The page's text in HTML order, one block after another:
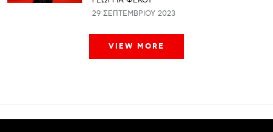
29 ΣΕΠΤΕΜΒΡΊΟΥ 2023
VIEW MORE